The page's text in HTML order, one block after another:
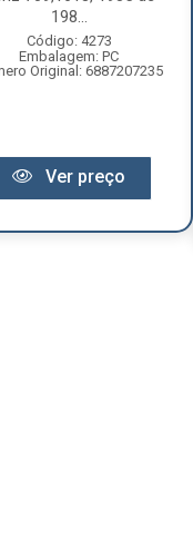
198...
Código: 4273
Embalagem: PC
Original: 6887207235
Ver preço